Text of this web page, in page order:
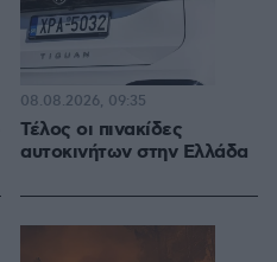
Τέλος οι πινακίδες
αυτοκινήτων στην Ελλάδα
08.08.2026, 09:35